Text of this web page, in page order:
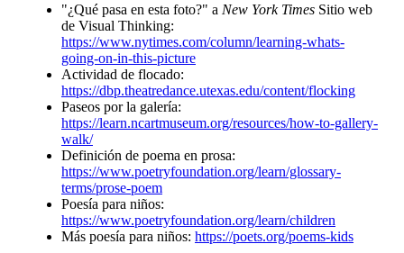
"¿Qué pasa en esta foto?" a New York Times Sitio web
de Visual Thinking:
https://www.nytimes.com/column/learning-whats-
going-on-in-this-picture
Actividad de flocado:
https://dbp.theatredance.utexas.edu/content/flocking
Paseos por la galería:
https://learn.ncartmuseum.org/resources/how-to-gallery-
walk/
Definición de poema en prosa:
https://www.poetryfoundation.org/learn/glossary-
terms/prose-poem
Poesía para niños:
https://www.poetryfoundation.org/learn/children
Más poesía para niños: https://poets.org/poems-kids